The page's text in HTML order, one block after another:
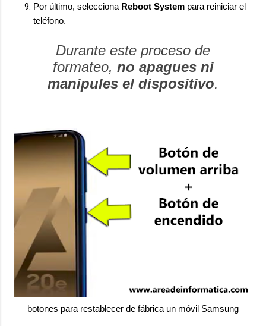
Por último, selecciona Reboot System para reiniciar el
teléfono.
Durante este proceso de
formateo, no apagues ni
manipules el dispositivo.
botones para restablecer de fábrica un móvil Samsung